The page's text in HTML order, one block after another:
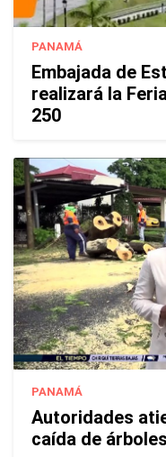
PANAMÁ
Embajada de
realizará la
250
PANAMÁ
Autoridades
caída de